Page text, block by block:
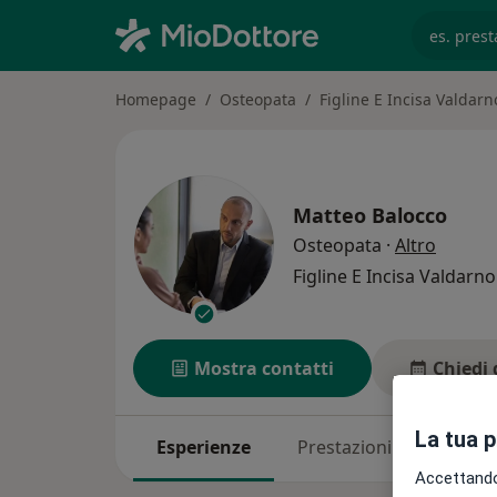
Homepage Osteopata Figline E Incisa
Matteo Balocco
Osteopata · Altro
Figline E Incisa Valdarno
Mostra contatti Chiedi
Esperienze Prestazioni La tua